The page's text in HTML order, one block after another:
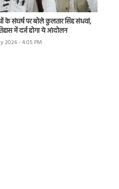
के संघर्ष पर बोले कुलतार सिंह संधवां,
में दर्ज होगा ये आंदोलन
2026 - 4:05 PM